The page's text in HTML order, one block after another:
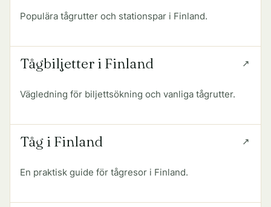
Populära tågrutter och stationspar i Finland.
Tågbiljetter i Finland
Vägledning för biljettsökning och vanliga tågrutter.
Tåg i Finland
En praktisk guide för tågresor i Finland.